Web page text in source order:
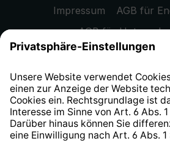
Impressum
AGB für
AGB für
Datenschutzhinweis
Widerrufsrecht